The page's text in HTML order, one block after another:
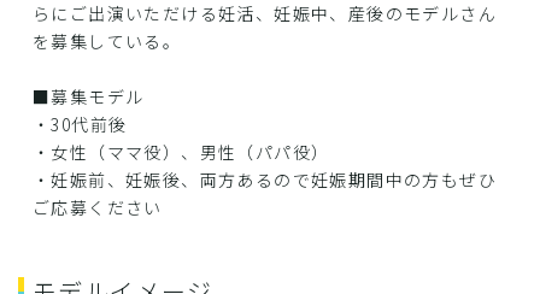
らにご出演いただける妊活、妊娠中、産後のモデルさん
を募集している。
■募集モデル
・30代前後
・女性（ママ役）、男性（パパ役）
・妊娠前、妊娠後、両方あるので妊娠期間中の方もぜひ
ご応募ください